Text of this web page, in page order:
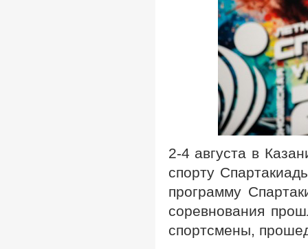
2-4 августа в
спорту
программу
соревнования
спортсмены,